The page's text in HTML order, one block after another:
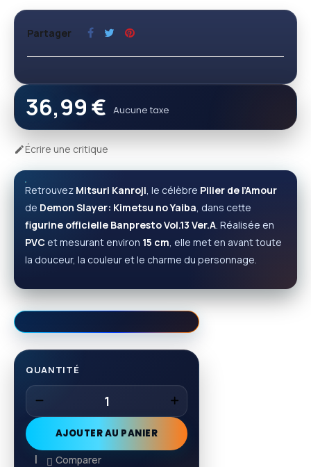
Partager
36,99 € Aucune taxe
Écrire une critique
Retrouvez Mitsuri Kanroji, le célèbre Pilier de l’Amour
de Demon Slayer: Kimetsu no Yaiba, dans cette
figurine officielle Banpresto Vol.13 Ver.A. Réalisée en
PVC et mesurant environ 15 cm, elle met en avant toute
la douceur, la couleur et le charme du personnage.
QUANTITÉ
AJOUTER AU PANIER
Comparer